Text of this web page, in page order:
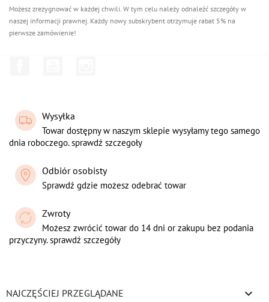
Możesz zrezygnować w każdej chwili. W tym celu należy odnaleźć szczegóły w
naszej informacji prawnej. Każdy nowy subskrybent otrzymuje rabat 5% na
pierwsze zamówienie!
Wysyłka
Towar dostępny w naszym sklepie wysyłamy tego samego
dnia roboczego. sprawdź szczegoły
Odbiór osobisty
Sprawdź gdzie możesz odebrać towar
Zwroty
Możesz zwrócić towar do 14 dni or zakupu bez podania
przyczyny. sprawdź szczegóły
NAJCZĘŚCIEJ PRZEGLĄDANE 